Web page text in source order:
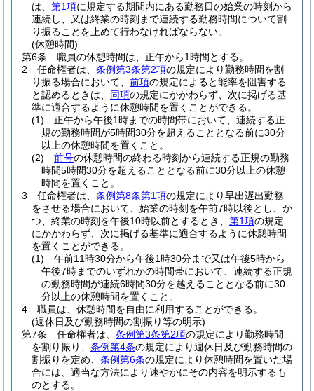
は、 第1項に規定する期間内にある勤務日の始業の時刻から
連続し、又は終業の時刻まで連続する勤務時間について割
り振ることを止めて行わなければならない。
(休憩時間)
第6条
職員の休憩時間は、正午から1時間とする。
2
任命権者は、 条例第3条第2項の規定により勤務時間を割
り振る場合において、 前項の規定によると能率を阻害する
と認めるときは、 同項の規定にかかわらず、次に掲げる基
準に適合するように休憩時間を置くことができる。
(1)
正午から午後1時までの時間帯において、連続する正
規の勤務時間が5時間30分を超えることとなる前に30分
以上の休憩時間を置くこと。
(2)
前号の休憩時間の終わる時刻から連続する正規の勤務
時間5時間30分を超えることとなる前に30分以上の休憩
時間を置くこと。
3
任命権者は、 条例第8条第1項の規定により早出遅出勤務
をさせる場合において、始業の時刻を午前7時以後とし、か
つ、終業の時刻を午後10時以前とするとき、 第1項の規定
にかかわらず、次に掲げる基準に適合するように休憩時間
を置くことができる。
(1)
午前11時30分から午後1時30分まで又は午後5時から
午後7時までのいずれかの時間帯において、連続する正規
の勤務時間が連続6時間30分を越えることとなる前に30
分以上の休憩時間を置くこと。
4
職員は、休憩時間を自由に利用することができる。
(週休日及び勤務時間の割振り等の明示)
第7条
任命権者は、 条例第3条第2項の規定により勤務時間
を割り振り、 条例第4条の規定により週休日及び勤務時間の
割振りを定め、 条例第6条の規定により休憩時間を置いた場
合には、適当な方法により速やかにその内容を明示するも
のとする。